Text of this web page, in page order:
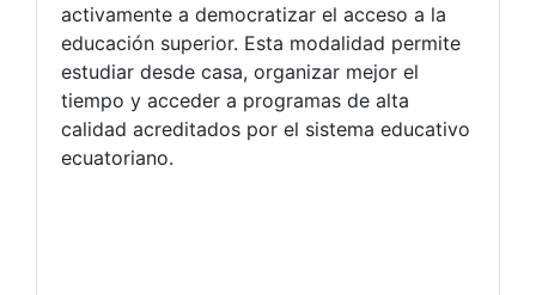
activamente a democratizar el acceso a la
educación superior. Esta modalidad permite
estudiar desde casa, organizar mejor el
tiempo y acceder a programas de alta
calidad acreditados por el sistema educativo
ecuatoriano.